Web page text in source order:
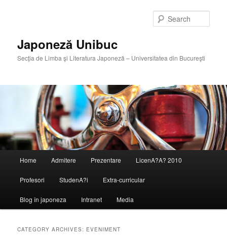
Japoneză Unibuc
Secţia de Limba şi Literatura Japoneză – Universitatea din Bucureşti
Home Admitere Prezentare LicenA?A? 2010
Profesori StudenA?i Extra-curricular
Blog în japoneza Intranet Media
CATEGORY ARCHIVES: EVENIMENT